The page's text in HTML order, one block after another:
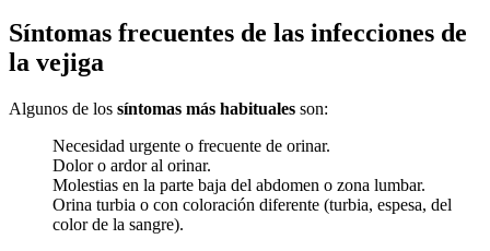
Síntomas frecuentes de las infecciones de
la vejiga
Algunos de los síntomas más habituales son:
Necesidad urgente o frecuente de orinar.
Dolor o ardor al orinar.
Molestias en la parte baja del abdomen o zona lumbar.
Orina turbia o con coloración diferente (turbia, espesa, del
color de la sangre).